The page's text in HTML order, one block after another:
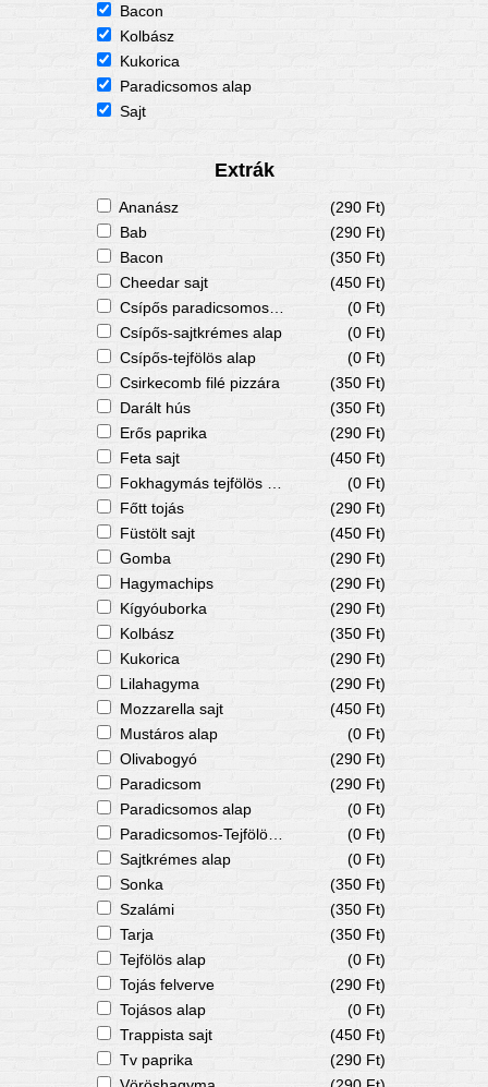
Bacon
Kolbász
Kukorica
Paradicsomos alap
Sajt
Extrák
Ananász
(290 Ft)
Bab
(290 Ft)
Bacon
(350 Ft)
Cheedar sajt
(450 Ft)
Csípős paradicsomos alap
(0 Ft)
Csípős-sajtkrémes alap
(0 Ft)
Csípős-tejfölös alap
(0 Ft)
Csirkecomb filé pizzára
(350 Ft)
Darált hús
(350 Ft)
Erős paprika
(290 Ft)
Feta sajt
(450 Ft)
Fokhagymás tejfölös alap
(0 Ft)
Főtt tojás
(290 Ft)
Füstölt sajt
(450 Ft)
Gomba
(290 Ft)
Hagymachips
(290 Ft)
Kígyóuborka
(290 Ft)
Kolbász
(350 Ft)
Kukorica
(290 Ft)
Lilahagyma
(290 Ft)
Mozzarella sajt
(450 Ft)
Mustáros alap
(0 Ft)
Olivabogyó
(290 Ft)
Paradicsom
(290 Ft)
Paradicsomos alap
(0 Ft)
Paradicsomos-Tejfölös alap
(0 Ft)
Sajtkrémes alap
(0 Ft)
Sonka
(350 Ft)
Szalámi
(350 Ft)
Tarja
(350 Ft)
Tejfölös alap
(0 Ft)
Tojás felverve
(290 Ft)
Tojásos alap
(0 Ft)
Trappista sajt
(450 Ft)
Tv paprika
(290 Ft)